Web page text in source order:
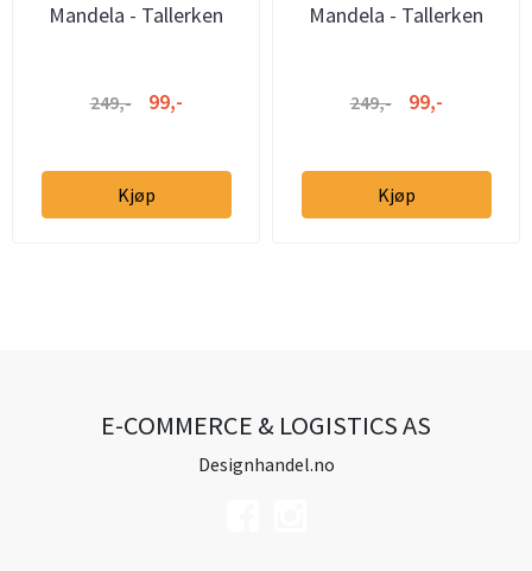
Mandela - Tallerken
249,- 99,-
Kjøp
Mandela - Tallerken
249,- 99,-
Kjøp
E-COMMERCE & LOGISTICS AS
Designhandel.no